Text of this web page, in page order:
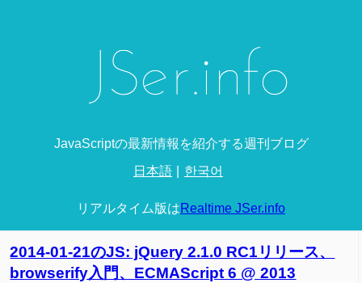
JavaScriptの最新情報を紹介する週刊ブログ
日本語 한국어
リアルタイム版はRealtime JSer.info
2014-01-21のJS: jQuery 2.1.0 RC1リリース、
browserify入門、ECMAScript 6 @ 2013